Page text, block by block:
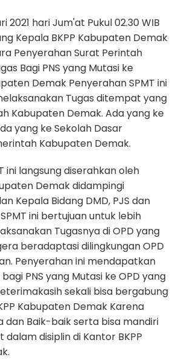
2021 hari Jum'at Pukul 02.30 WIB
Kepala BKPP Kabupaten Demak
Penyerahan Surat Perintah
Bagi PNS yang Mutasi ke
Demak Penyerahan SPMT ini
Tugas ditempat yang
Kabupaten Demak. Ada yang ke
yang ke Sekolah Dasar
Kabupaten Demak.
ini langsung diserahkan oleh
Demak didampingi
Kepala Bidang DMD, PJS dan
ini bertujuan untuk lebih
Tugasnya di OPD yang
beradaptasi dilingkungan OPD
Penyerahan ini mendapatkan
PNS yang Mutasi ke OPD yang
sekali bisa bergabung
Kabupaten Demak Karena
dan Baik-baik serta bisa mandiri
disiplin di Kantor BKPP